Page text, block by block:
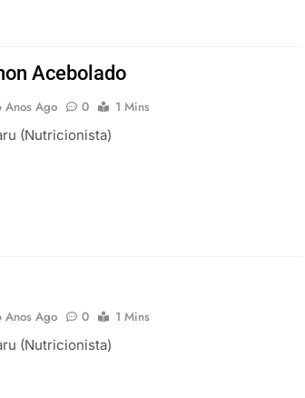
Acebolado
Anos Ago 0
1 Mins
(Nutricionista)
Anos Ago 0
1 Mins
(Nutricionista)